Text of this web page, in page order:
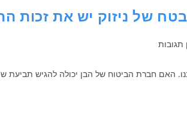
של ניזוק יש את זכות
תגובות
האם חברת הביטוח של הבן יכולה להגיש